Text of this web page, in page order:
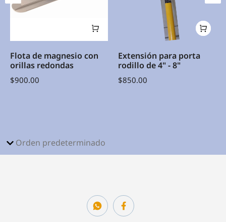
Flota de magnesio con
orillas redondas
$900.00
Extensión para porta
rodillo de 4" - 8"
$850.00